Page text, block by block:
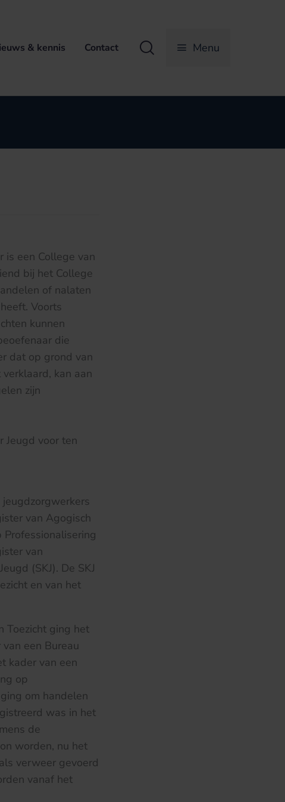
& kennis Contact Zoeken Menu
is een College van
bij het College
of nalaten
Voorts
kunnen
die
dat op grond van
kan aan
zijn
Jeugd voor ten
van Agogisch
van
(SKJ). De SKJ
en van het
Toezicht ging het
een Bureau
kader van een
op
om handelen
was in het
de
worden, nu het
verweer gevoerd
vanaf het